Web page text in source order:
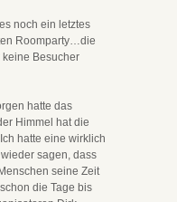
noch ein letztes
Roomparty…die
Besucher
hatte das
Himmel hat die
hatte eine wirklich
sagen, dass
seine Zeit
die Tage bis